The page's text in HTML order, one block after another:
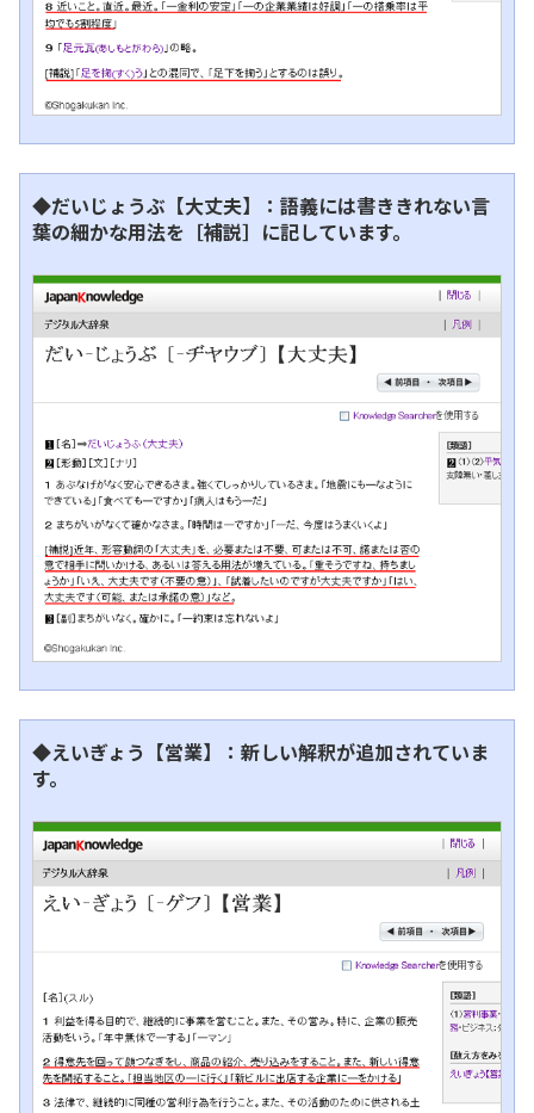
◆だいじょうぶ【大丈夫】：語義には書ききれない言
葉の細かな用法を［補説］に記しています。
◆えいぎょう【営業】：新しい解釈が追加されていま
す。